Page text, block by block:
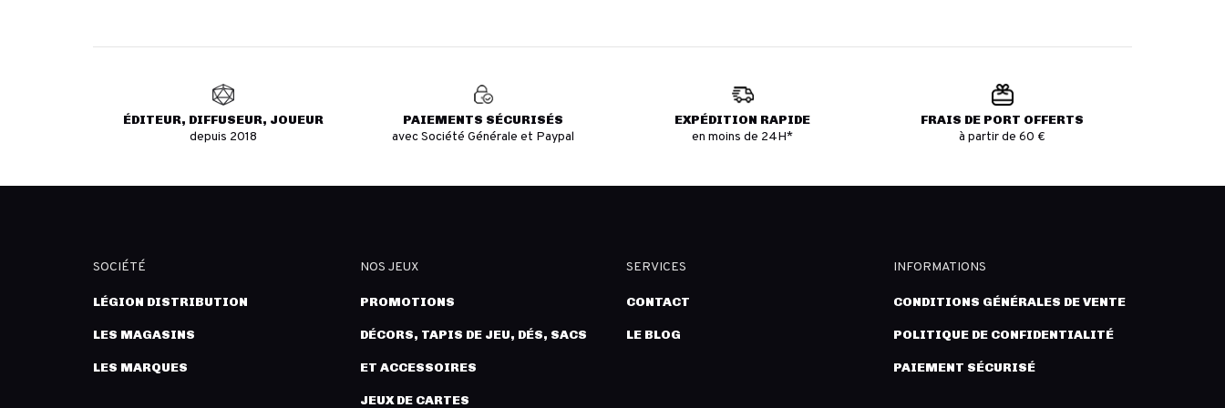
ÉDITEUR, DIFFUSEUR, JOUEUR
depuis 2018
PAIEMENTS SÉCURISÉS
avec Société Générale et Paypal
EXPÉDITION RAPIDE
en moins de 24H*
FRAIS DE PORT OFFERTS
à partir de 60 €
SOCIÉTÉ
LÉGION DISTRIBUTION
LES MAGASINS
LES MARQUES
NOS JEUX
PROMOTIONS
DÉCORS, TAPIS DE JEU, DÉS, SACS
ET ACCESSOIRES
JEUX DE CARTES
SERVICES
CONTACT
LE BLOG
INFORMATIONS
CONDITIONS GÉNÉRALES DE VENTE
POLITIQUE DE CONFIDENTIALITÉ
PAIEMENT SÉCURISÉ